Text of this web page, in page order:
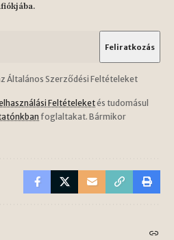
Általános Szerződési Feltételeket
Feltételeketés tudomásul
foglaltakat. Bármikor